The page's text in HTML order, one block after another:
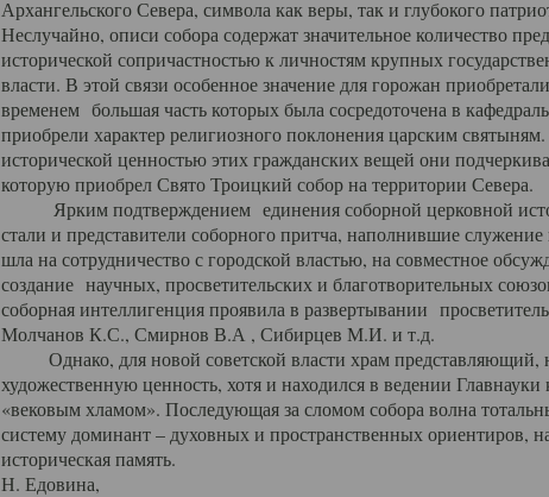
Архангельского Севера, символа как веры, так и глубокого
Неслучайно, описи собора содержат значительное количество
исторической сопричастностью к личностям крупных
власти. В этой связи особенное значение для горожан
временем большая часть которых была сосредоточена в
приобрели характер религиозного поклонения царским
исторической ценностью этих гражданских вещей они
которую приобрел Свято Троицкий собор на территории Севера.
Ярким подтверждением единения соборной церковной
стали и представители соборного притча, наполнившие
шла на сотрудничество с городской властью, на совместное
создание научных, просветительских и благотворительных
соборная интеллигенция проявила в развертывании
Молчанов К.С., Смирнов В.А , Сибирцев М.И. и т.д.
Однако, для новой советской власти храм представляющий,
художественную ценность, хотя и находился в ведении
«вековым хламом». Последующая за сломом собора волна
систему доминант – духовных и пространственных ориентиров,
историческая память.
Н. Едовина,